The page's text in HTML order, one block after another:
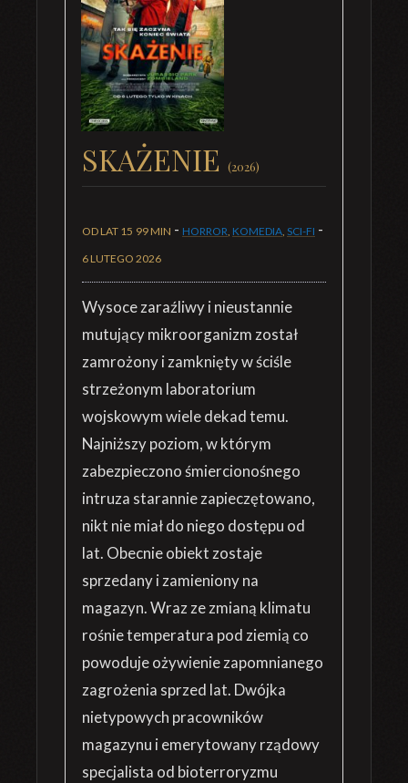
SKAŻENIE (2026)
OD LAT 15 99 MIN - HORROR, KOMEDIA, SCI-FI -
6 LUTEGO 2026
Wysoce zaraźliwy i nieustannie
mutujący mikroorganizm został
zamrożony i zamknięty w ściśle
strzeżonym laboratorium
wojskowym wiele dekad temu.
Najniższy poziom, w którym
zabezpieczono śmiercionośnego
intruza starannie zapieczętowano,
nikt nie miał do niego dostępu od
lat. Obecnie obiekt zostaje
sprzedany i zamieniony na
magazyn. Wraz ze zmianą klimatu
rośnie temperatura pod ziemią co
powoduje ożywienie zapomnianego
zagrożenia sprzed lat. Dwójka
nietypowych pracowników
magazynu i emerytowany rządowy
specjalista od bioterroryzmu